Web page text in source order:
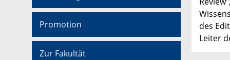
Promotion
Zur Fakultät
des
Leiter